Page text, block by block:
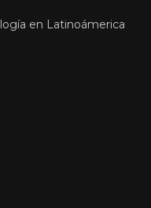
en Latinoámerica